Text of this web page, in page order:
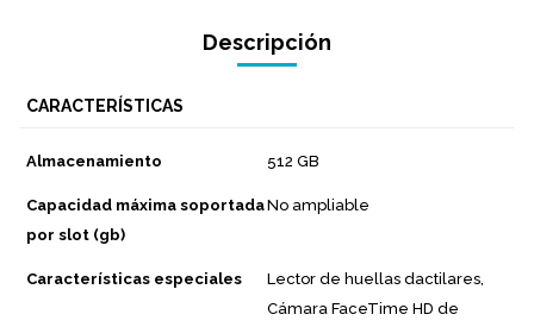
Descripción
CARACTERÍSTICAS
Almacenamiento 512 GB
Capacidad máxima soportada
por slot (gb)
No ampliable
Características especiales
Lector de huellas dactilares,
Cámara FaceTime HD de